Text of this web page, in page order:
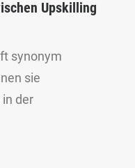
Upskilling
synonym
sie
der